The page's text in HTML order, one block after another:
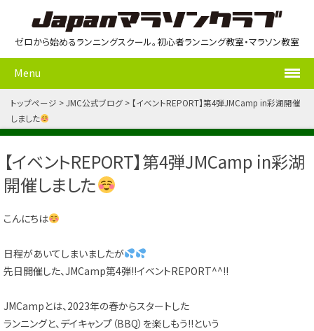
ゼロから始めるランニングスクール。初心者ランニング教室・マラソン教室
Menu
トップページ JMC公式ブログ
【イベントREPORT】第4弾JMCamp in彩湖開催
しました
【イベントREPORT】第4弾JMCamp in彩湖
開催しました
こんにちは
日程があいてしまいましたが
先日開催した、JMCamp第4弾!!イベントREPORT^^!!
JMCampとは、2023年の春からスタートした
ランニングと、デイキャンプ（BBQ）を楽しもう!!という